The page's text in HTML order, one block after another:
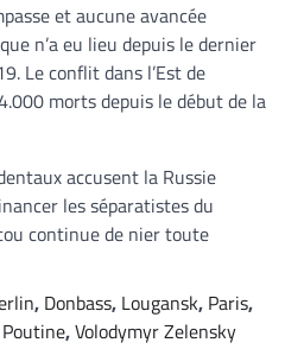
et aucune avancée
n’a eu lieu depuis le dernier
Le conflit dans l’Est de
morts depuis le début de la
accusent la Russie
les séparatistes du
continue de nier toute
, Donbass, Lougansk, Paris,
,Volodymyr Zelensky